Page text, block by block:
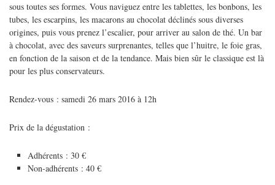
sous toutes ses formes. Vous naviguez entre les tablettes, les bonbons, les
tubes, les escarpins, les macarons au chocolat déclinés sous diverses
origines, puis vous prenez l’escalier, pour arriver au salon de thé. Un bar
à chocolat, avec des saveurs surprenantes, telles que l’huitre, le foie gras,
en fonction de la saison et de la tendance. Mais bien sûr le classique est là
pour les plus conservateurs.
Rendez-vous : samedi 26 mars 2016 à 12h
Prix de la dégustation :
Adhérents : 30 €
Non-adhérents : 40 €